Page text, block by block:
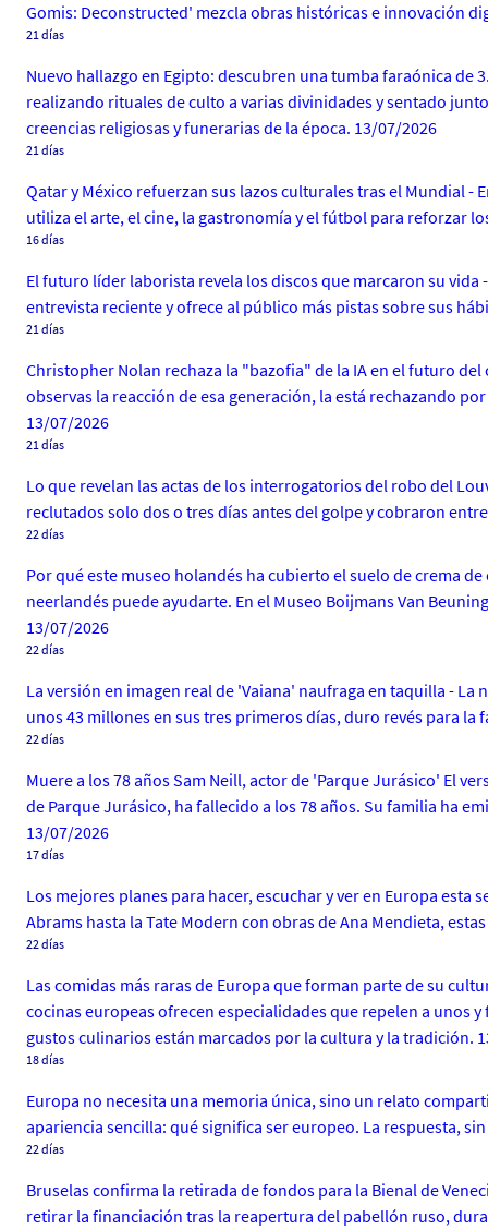
Gomis: Deconstructed' mezcla obras históricas e innovación
21 días
Nuevo hallazgo en Egipto: descubren una tumba faraónica de
realizando rituales de culto a varias divinidades y sentado
creencias religiosas y funerarias de la época. 13/07/2026
21 días
Qatar y México refuerzan sus lazos culturales tras el Mundial -
utiliza el arte, el cine, la gastronomía y el fútbol para reforzar
16 días
El futuro líder laborista revela los discos que marcaron su
entrevista reciente y ofrece al público más pistas sobre sus
21 días
Christopher Nolan rechaza la "bazofia" de la IA en el futuro
observas la reacción de esa generación, la está rechazando
13/07/2026
21 días
Lo que revelan las actas de los interrogatorios del robo del
reclutados solo dos o tres días antes del golpe y cobraron
22 días
Por qué este museo holandés ha cubierto el suelo de crema
neerlandés puede ayudarte. En el Museo Boijmans Van
13/07/2026
22 días
La versión en imagen real de 'Vaiana' naufraga en taquilla - La
unos 43 millones en sus tres primeros días, duro revés para
22 días
Muere a los 78 años Sam Neill, actor de 'Parque Jurásico' El
de Parque Jurásico, ha fallecido a los 78 años. Su familia ha
13/07/2026
17 días
Los mejores planes para hacer, escuchar y ver en Europa esta
Abrams hasta la Tate Modern con obras de Ana Mendieta,
22 días
Las comidas más raras de Europa que forman parte de su
cocinas europeas ofrecen especialidades que repelen a unos
gustos culinarios están marcados por la cultura y la tradición.
18 días
Europa no necesita una memoria única, sino un relato
apariencia sencilla: qué significa ser europeo. La respuesta,
22 días
Bruselas confirma la retirada de fondos para la Bienal de
retirar la financiación tras la reapertura del pabellón ruso,